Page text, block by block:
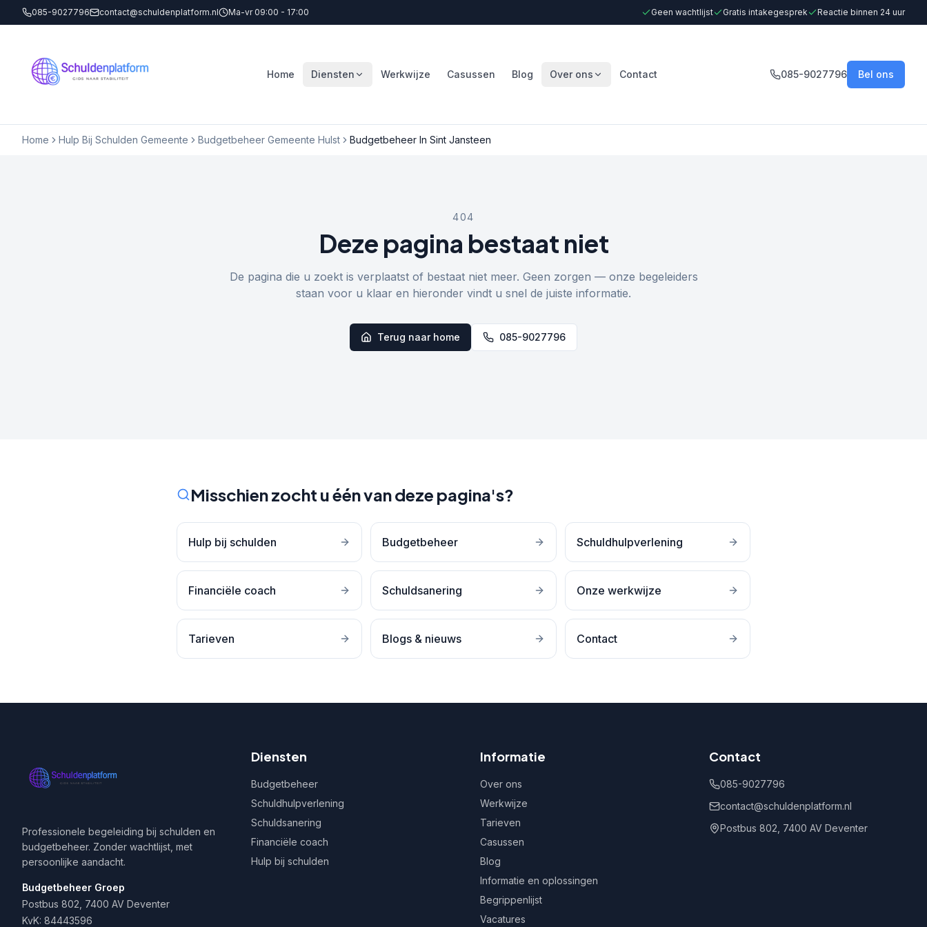
085-9027796 contact@schuldenplatform.nl Ma-vr 09:00 - 17:00 Geen wachtlijst Gratis intakegesprek Reactie binnen 24 uur
Home Diensten Werkwijze Casussen Blog Over ons Contact 085-9027796 Bel ons
Home Hulp Bij Schulden Gemeente Budgetbeheer Gemeente Hulst Budgetbeheer In Sint Jansteen
404
Deze pagina bestaat niet
De pagina die u zoekt is verplaatst of bestaat niet meer. Geen zorgen — onze begeleiders
staan voor u klaar en hieronder vindt u snel de juiste informatie.
Terug naar home 085-9027796
Misschien zocht u één van deze pagina's?
Hulp bij schulden Budgetbeheer Schuldhulpverlening
Financiële coach Schuldsanering Onze werkwijze
Tarieven Blogs & nieuws Contact
Professionele begeleiding bij schulden en
budgetbeheer. Zonder wachtlijst, met
persoonlijke aandacht.
Budgetbeheer Groep
Postbus 802, 7400 AV Deventer
KvK: 84443596
Diensten
Budgetbeheer
Schuldhulpverlening
Schuldsanering
Financiële coach
Hulp bij schulden
Informatie
Over ons
Werkwijze
Tarieven
Casussen
Blog
Informatie en oplossingen
Begrippenlijst
Vacatures
Contact
085-9027796
contact@schuldenplatform.nl
Postbus 802, 7400 AV Deventer